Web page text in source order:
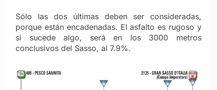
Sólo las dos últimas deben ser consideradas,
porque están encadenadas. El asfalto es rugoso y
si sucede algo, será en los 3000 metros
conclusivos del Sasso, al 7.9%.